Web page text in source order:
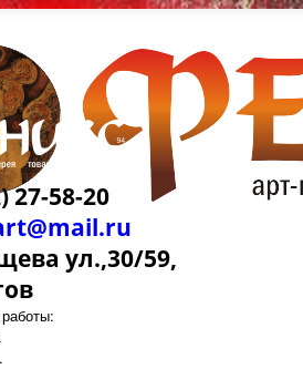
27-58-20
ул.,30/59,